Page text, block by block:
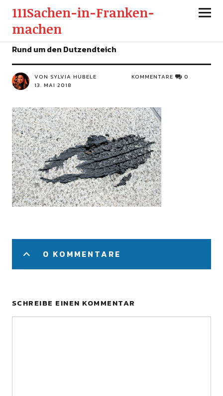
111Sachen-in-Franken-
machen
Rund um den Dutzendteich
VON SYLVIA HUBELE
13. MAI 2018
KOMMENTARE 0
0 KOMMENTARE
SCHREIBE EINEN KOMMENTAR